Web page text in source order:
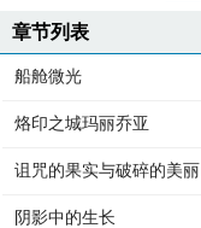
章节列表
船舱微光
烙印之城玛丽乔亚
诅咒的果实与破碎的美丽
阴影中的生长